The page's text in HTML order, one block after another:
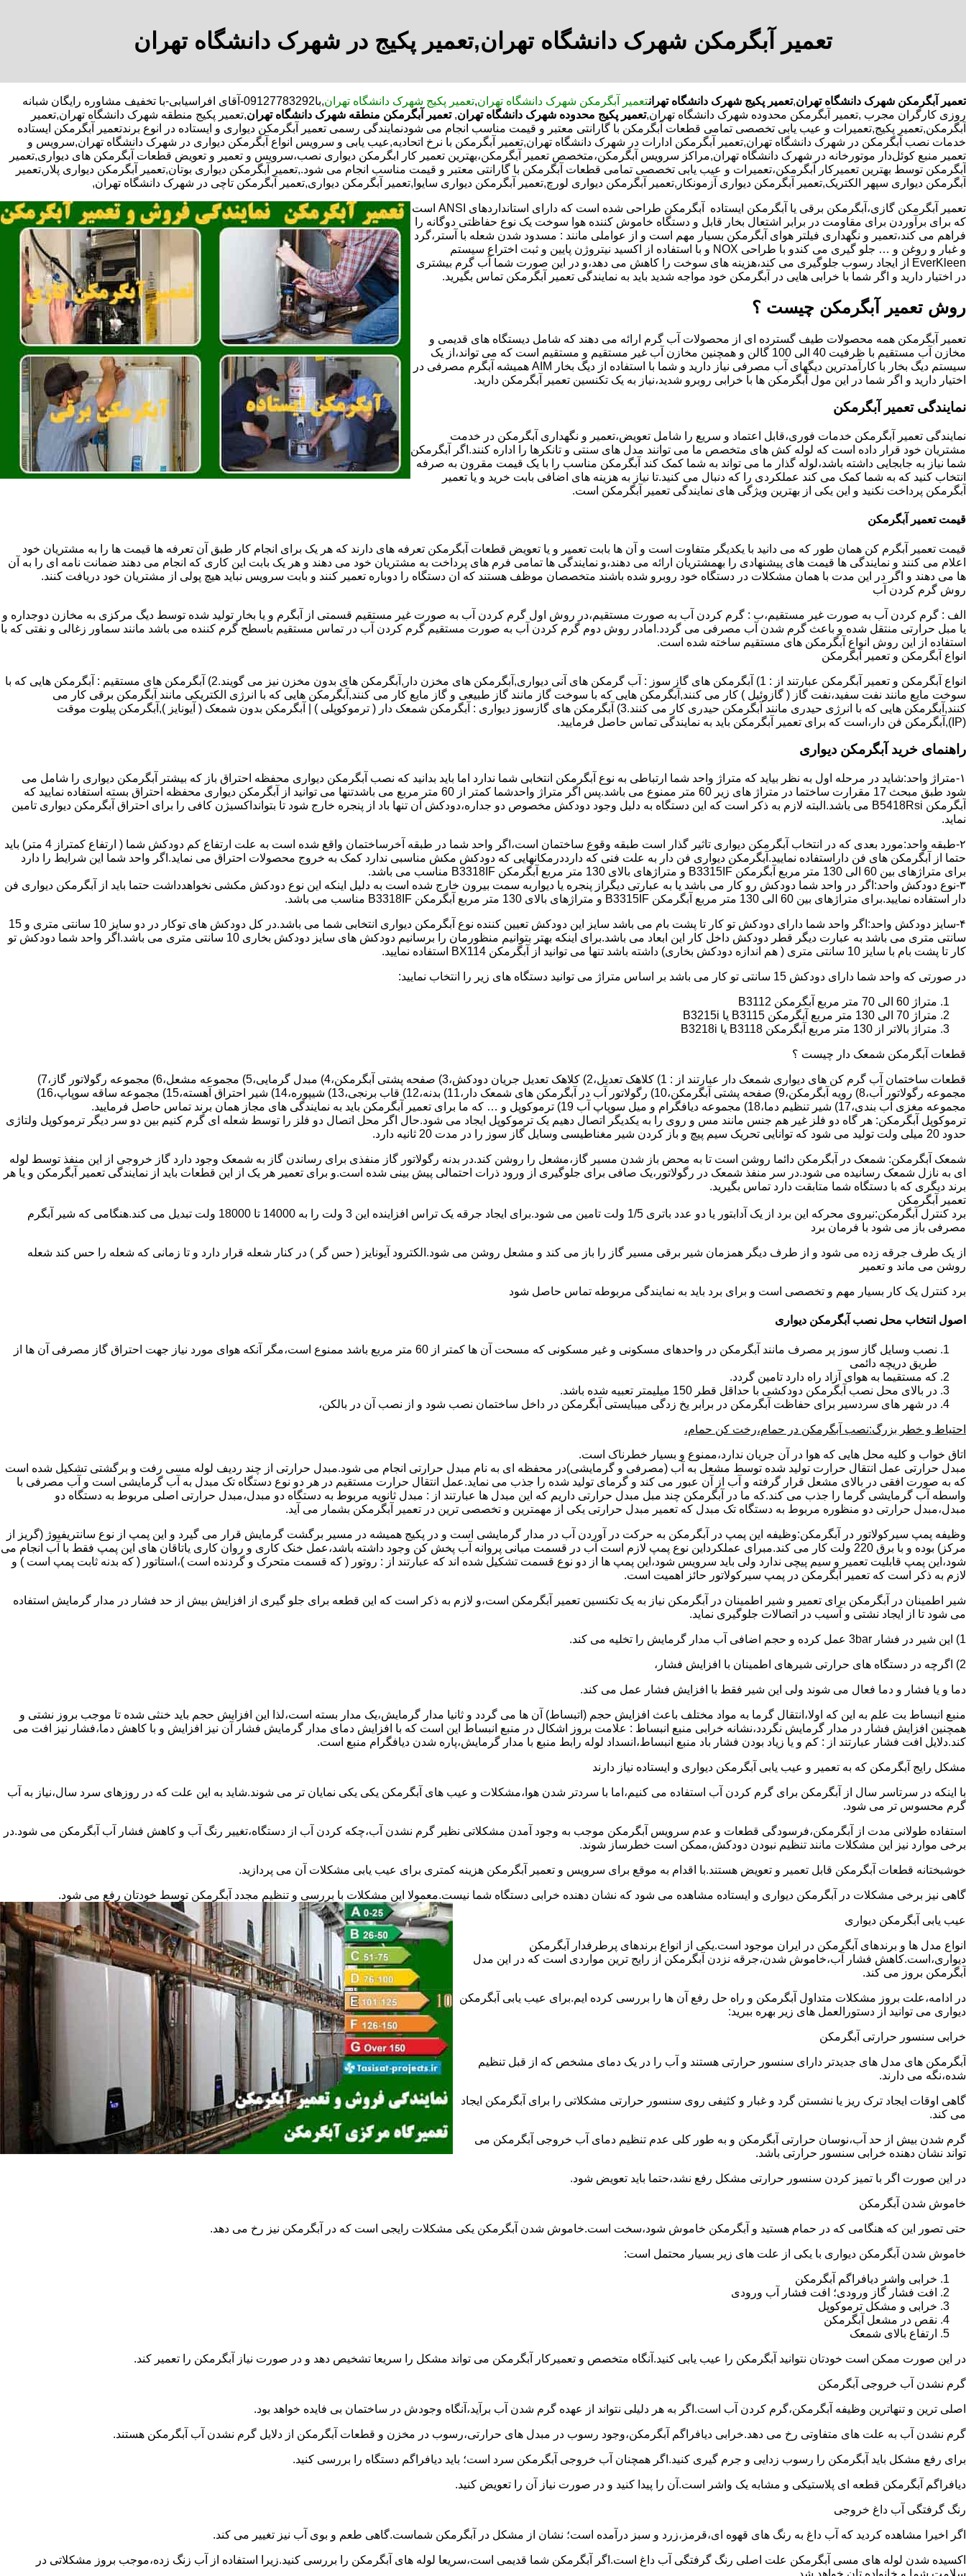
تعمیر آبگرمکن شهرک دانشگاه تهران,تعمیر پکیج در شهرک دانشگاه تهران
تعمیر آبگرمکن شهرک دانشگاه تهران,تعمیر پکیج شهرک دانشگاه تهرانتعمیر آبگرمکن شهرک دانشگاه تهران,تعمیر پکیج شهرک دانشگاه تهران,با
09127783292-آقای افراسیابی-با تخفیف مشاوره رایگان شبانه
روزی کارگران مجرب ,تعمیر آبگرمکن محدوده شهرک دانشگاه تهران,تعمیر پکیج محدوده شهرک دانشگاه تهران, تعمیر آبگرمکن منطقه شهرک دانشگاه تهران,تعمیر پکیج منطقه شهرک دانشگاه تهران,تعمیر
آبگرمکن,تعمیر پکیج,تعمیرات و عیب یابی تخصصی تمامی قطعات آبگرمکن با گارانتی معتبر و قیمت مناسب انجام می شودنمایندگی رسمی تعمیر آبگرمکن دیواری و ایستاده در انوع برندتعمیر آبگرمکن ایستاده
خدمات نصب آبگرمکن در شهرک دانشگاه تهران,تعمیر آبگرمکن ادارات در شهرک دانشگاه تهران,تعمیر آبگرمکن با نرخ اتحادیه,عیب یابی و سرویس انواع آبگرمکن دیواری در شهرک دانشگاه تهران,سرویس و
تعمیر منبع کوئل‌دار موتورخانه در شهرک دانشگاه تهران,مراکز سرویس آبگرمکن،متخصص تعمیر آبگرمکن،بهترین تعمیر کار ابگرمکن دیواری نصب،سرویس و تعمیر و تعویض قطعات آبگرمکن های دیواری,تعمیر
آبگرمکن توسط بهترین تعمیرکار آبگرمکن،تعمیرات و عیب یابی تخصصی تمامی قطعات آبگرمکن با گارانتی معتبر و قیمت مناسب انجام می شود.,تعمیر آبگرمکن دیواری بوتان,تعمیر آبگرمکن دیواری پلار,تعمیر
آبگرمکن دیواری سپهر الکتریک,تعمیر آبگرمکن دیواری آزمونکار,تعمیر آبگرمکن دیواری لورچ,تعمیر آبگرمکن دیواری سایوا,تعمیر آبگرمکن دیواری,تعمیر آبگرمکن تاچی در شهرک دانشگاه تهران,
تعمیر آبگرمکن گازی،آبگرمکن برقی یا آبگرمکن ایستاده ​ آبگرمکن طراحی شده است که دارای استانداردهای ANSI است
که برای برآوردن برای مقاومت در برابر اشتعال بخار قابل و دستگاه خاموش کننده هوا سوخت یک نوع حفاظتی دوگانه را
فراهم می کند،تعمیر و نگهداری فیلتر هوای آبگرمکن بسیار مهم است و از عواملی مانند : مسدود شدن شعله با آستر،گرد
و غبار و روغن و … جلو گیری می کندو با طراحی NOX و با استفاده از اکسید نیتروژن پایین و ثبت اختراع سیستم
EverKleen از ایجاد رسوب جلوگیری می کند،هزینه های سوخت را کاهش می دهد،و در این صورت شما آب گرم بیشتری
در اختیار دارید و اگر شما با خرابی هایی در آبگرمکن خود مواجه شدید باید به نمایندگی تعمیر آبگرمکن تماس بگیرید.
روش تعمیر آبگرمکن چیست ؟
تعمیر آبگرمکن همه محصولات طیف گسترده ای از محصولات آب گرم ارائه می دهند که شامل دیستگاه های قدیمی و
مخازن آب مستقیم با ظرفیت 40 الی 100 گالن و همچنین مخازن آب غیر مستقیم و مستقیم است که می تواند،از یک
سیستم دیگ بخار با کارآمدترین دیگهای آب مصرفی نیاز دارید و شما با استفاده از دیگ بخار AIM همیشه آبگرم مصرفی در
اختیار دارید و اگر شما در این مول آبگرمکن ها با خرابی روبرو شدید،نیاز به یک تکنسین تعمیر آبگرمکن دارید.
نمایندگی تعمیر آبگرمکن
نمایندگی تعمیر آبگرمکن خدمات فوری،قابل اعتماد و سریع را شامل تعویض،تعمیر و نگهداری آبگرمکن در خدمت
مشتریان خود قرار داده است که لوله کش های متخصص ما می توانند مدل های سنتی و تانکرها را اداره کنند.اگر آبگرمکن
شما نیاز به جابجایی داشته باشد،لوله گذار ما می تواند به شما کمک کند آبگرمکن مناسب را با یک قیمت مقرون به صرفه
انتخاب کنید که به شما کمک می کند عملکردی را که دنبال می کنید.تا نیاز به هزینه های اضافی بابت خرید و یا تعمیر
آبگرمکن پرداخت نکنید و این یکی از بهترین ویژگی های نمایندگی تعمیر آبگرمکن است.
قیمت تعمیر آبگرمکن
قیمت تعمیر آبگرم کن همان طور که می دانید با یکدیگر متفاوت است و آن ها بابت تعمیر و یا تعویض قطعات آبگرمکن تعرفه های دارند که هر یک برای انجام کار طبق آن تعرفه ها قیمت ها را به مشتریان خود
اعلام می کنند و نمایندگی ها قیمت های پیشنهادی را بهمشتریان ارائه می دهند،و نمایندگی ها تمامی فرم های پرداخت به مشتریان خود می دهند و هر یک بابت این کاری که انجام می دهند ضمانت نامه ای را به آن
ها می دهند و اگر در این مدت با همان مشکلات در دستگاه خود روبرو شده باشند متخصصان موظف هستند که ان دستگاه را دوباره تعمیر کنند و بابت سرویس نباید هیچ پولی از مشتریان خود دریافت کنند.
روش گرم کردن آب
الف : گرم کردن آب به صورت غیر مستقیم،ب : گرم کردن آب به صورت مستقیم،در روش اول گرم کردن آب به صورت غیر مستقیم قسمتی از آبگرم و یا بخار تولید شده توسط دیگ مرکزی به مخازن دوجداره و
یا مبل حرارتی منتقل شده و باعث گرم شدن آب مصرفی می گردد.امادر روش دوم گرم کردن آب به صورت مستقیم گرم کردن آب در تماس مستقیم باسطح گرم کننده می باشد مانند سماور زغالی و نفتی که با
استفاده از این روش انواع آبگرمکن های مستقیم ساخته شده است.
انواع آبگرمکن و تعمیر آبگرمکن
انواع آبگرمکن و تعمیر آبگرمکن عبارتند از : 1) آبگرمکن های گاز سوز : آب گرمکن های آنی دیواری,آبگرمکن های مخزن دار,آبگرمکن های بدون مخزن نیز می گویند.2) آبگرمکن های مستقیم : آبگرمکن هایی که با
سوخت مایع مانند نفت سفید،نفت گاز ( گازوئیل ) کار می کنند,آبگرمکن هایی که با سوخت گاز مانند گاز طبیعی و گاز مایع کار می کنند,آبگرمکن هایی که با انرژی الکتریکی مانند آبگرمکن برقی کار می
کنند,آبگرمکن هایی که با انرژی حیدری مانند آبگرمکن حیدری کار می کنند.3) آبگرمکن های گازسوز دیواری : آبگرمکن شمعک دار ( ترموکوپلی ) | آبگرمکن بدون شمعک ( آیونایز ),آبگرمکن پیلوت موقت
(IP),آبگرمکن فن دار،است که برای تعمیر آبگرمکن باید به نمایندگی تماس حاصل فرمایید.
راهنمای خرید آبگرمکن دیواری
۱-متراژ واحد:شاید در مرحله اول به نظر بیاید که متراژ واحد شما ارتباطی به نوع آبگرمکن انتخابی شما ندارد اما باید بدانید که نصب آبگرمکن دیواری محفظه احتراق باز که بیشتر آبگرمکن دیواری را شامل می
شود طبق مبحث 17 مقرارت ساختما در متراژ های زیر 60 متر ممنوع می باشد.پس اگر متراژ واحدشما کمتر از 60 متر مربع می باشدتنها می توانید از آبگرمکن دیواری محفظه احتراق بسته استفاده نمایید که
آبگرمکن B5418Rsi می باشد.البته لازم به ذکر است که این دستگاه به دلیل وجود دودکش مخصوص دو جداره،دودکش آن تنها باد از پنجره خارج شود تا بتوانداکسیژن کافی را برای احتراق آبگرمکن دیواری تامین
نماید.
۲-طبقه واحد:مورد بعدی که در انتخاب آبگرمکن دیواری تاثیر گذار است طبقه وقوع ساختمان است،اگر واحد شما در طبقه آخرساختمان واقع شده است به علت ارتفاع کم دودکش شما ( ارتفاع کمتراز 4 متر) باید
حتما از آبگرمکن های فن داراستفاده نمایید.آبگرمکن دیواری فن دار به علت فنی که دارددرمکانهایی که دودکش مکش مناسبی ندارد کمک به خروج محصولات احتراق می نماید.اگر واحد شما این شرایط را دارد
برای متراژهای بین 60 الی 130 متر مربع آبگرمکن B3315IF و متراژهای بالای 130 متر مربع آبگرمکن B3318IF مناسب می باشد.
۳-نوع دودکش واحد:اگر در واحد شما دودکش رو کار می باشد یا به عبارتی دیگراز پنجره یا دیواربه سمت بیرون خارج شده است به دلیل اینکه این نوع دودکش مکشی نخواهدداشت حتما باید از آبگرمکن دیواری فن
دار استفاده نمایید.برای متراژهای بین 60 الی 130 متر مربع آبگرمکن B3315IF و متراژهای بالای 130 متر مربع آبگرمکن B3318IF مناسب می باشد.
۴-سایز دودکش واحد:اگر واحد شما دارای دودکش تو کار تا پشت بام می باشد سایز این دودکش تعیین کننده نوع آبگرمکن دیواری انتخابی شما می باشد.در کل دودکش های توکار در دو سایز 10 سانتی متری و 15
سانتی متری می باشد به عبارت دیگر قطر دودکش داخل کار این ابعاد می باشد.برای اینکه بهتر بتوانیم منظورمان را برسانیم دودکش های سایز دودکش بخاری 10 سانتی متری می باشد.اگر واحد شما دودکش تو
کار تا پشت بام با سایز 10 سانتی متری ( هم اندازه دودکش بخاری) داشته باشد تنها می توانید از آبگرمکن BX114 استفاده نمایید.
در صورتی که واحد شما دارای دودکش 15 سانتی تو کار می باشد بر اساس متراژ می توانید دستگاه های زیر را انتخاب نمایید:
متراژ 60 الی 70 متر مربع آبگرمکن B3112
متراژ 70 الی 130 متر مربع آبگرمکن B3115 یا B3215i
متراژ بالاتر از 130 متر مربع آبگرمکن B3118 یا B3218i
قطعات آبگرمکن شمعک دار چیست ؟
قطعات ساختمان آب گرم کن های دیواری شمعک دار عبارتند از : 1) کلاهک تعدیل،2) کلاهک تعدیل جریان دودکش،3) صفحه پشتی آبگرمکن،4) مبدل گرمایی،5) مجموعه مشعل،6) مجموعه رگولاتور گاز،7)
مجموعه رگولاتور آب،8) رویه آبگرمکن،9) صفحه پشتی آبگرمکن،10) رگولاتور آب در آبگرمکن های شمعک دار،11) بدنه،12) قاب برنجی،13) شیپوره،14) شیر احتراق آهسته،15) مجموعه ساقه سوپاپ،16)
مجموعه مغزی آب بندی،17) شیر تنظیم دما،18) مجموعه دیافگرام و میل سوپاپ آب 19) ترموکوپل و … که ما برای تعمیر آبگرمکن باید به نمایندگی های مجاز همان برند تماس حاصل فرمایید.
ترموکوپل آبگرمکن: هر گاه دو فلز غیر هم جنس مانند مس و روی را به یکدیگر اتصال دهیم یک ترموکوپل ایجاد می شود.حال اگر محل اتصال دو فلز را توسط شعله ای گرم کنیم بین دو سر دیگر ترموکوپل ولتاژی
حدود 20 میلی ولت تولید می شود که توانایی تحریک سیم پیچ و باز کردن شیر مغناطیسی وسایل گاز سوز را در مدت 20 ثانیه دارد.
شمعک آبگرمکن: شمعک در آبگرمکن دائما روشن است تا به محض باز شدن مسیر گاز،مشعل را روشن کند.در بدنه رگولاتور گاز منفذی برای رساندن گاز به شمعک وجود دارد گاز خروجی از این منفذ توسط لوله
ای به نازل شمعک رسانیده می شود.در سر منفذ شمعک در رگولاتور،یک صافی برای جلوگیری از ورود ذرات احتمالی پیش بینی شده است.و برای تعمیر هر یک از این قطعات باید از نمایندگی تعمیر آبگرمکن و یا هر
برند دیگری که با دستگاه شما متابقت دارد تماس بگیرید.
تعمیر آبگرمکن
برد کنترل آبگرمکن:نیروی محرکه این برد از یک آدابتور یا دو عدد باتری 1/5 ولت تامین می شود.برای ایجاد جرقه یک تراس افزاینده این 3 ولت را به 14000 تا 18000 ولت تبدیل می کند.هنگامی که شیر آبگرم
مصرفی باز می شود با فرمان برد
از یک طرف جرقه زده می شود و از طرف دیگر همزمان شیر برقی مسیر گاز را باز می کند و مشعل روشن می شود.الکترود آیونایز ( حس گر ) در کنار شعله قرار دارد و تا زمانی که شعله را حس کند شعله
روشن می ماند و تعمیر
برد کنترل یک کار بسیار مهم و تخصصی است و برای برد باید به نمایندگی مربوطه تماس حاصل شود
اصول انتخاب محل نصب آبگرمکن دیواری
نصب وسایل گاز سوز پر مصرف مانند آبگرمکن در واحدهای مسکونی و غیر مسکونی که مسحت آن ها کمتر از 60 متر مربع باشد ممنوع است،مگر آنکه هوای مورد نیاز جهت احتراق گاز مصرفی آن ها از
طریق دریچه دائمی
که مستقیما به هوای آزاد راه دارد تامین گردد.
در بالای محل نصب آبگرمکن دودکشی با حداقل قطر 150 میلیمتر تعبیه شده باشد.
در شهر های سردسیر برای حفاظت آبگرمکن در برابر یخ زدگی میبایستی آبگرمکن در داخل ساختمان نصب شود و از نصب آن در بالکن،
احتیاط و خطر بزرگ:نصب آبگرمکن در حمام،رخت کن حمام،
اتاق خواب و کلیه محل هایی که هوا در آن جریان ندارد،ممنوع و بسیار خطرناک است.
مبدل حرارتی عمل انتقال حرارت تولید شده توسط مشعل به آب (مصرفی و گرمایشی)در محفظه ای به نام مبدل حرارتی انجام می شود.مبدل حرارتی از چند ردیف لوله مسی رفت و برگشتی تشکیل شده است
که به صورت افقی در بالای مشعل قرار گرفته و آب از آن عبور می کند و گرمای تولید شده را جذب می نماید.عمل انتقال حرارت مستقیم در هر دو نوع دستگاه تک مبدل به آب گرمایشی است و آب مصرفی با
واسطه آب گرمایشی گرما را جذب می کند.که ما در آبگرمکن چند مبل مبدل حرارتی داریم که این مبدل ها عبارتند از : مبدل ثانویه مربوط به دستگاه دو مبدل،مبدل حرارتی اصلی مربوط به دستگاه دو
مبدل،مبدل حرارتی دو منظوره مربوط به دستگاه تک مبدل که تعمیر مبدل حرارتی یکی از مهمترین و تخصصی ترین در تعمیر آبگرمکن بشمار می آید.
وظیفه پمپ سیرکولاتور در آبگرمکن:وظیفه این پمپ در آبگرمکن به حرکت در آوردن آب در مدار گرمایشی است و در پکیج همیشه در مسیر برگشت گرمایش قرار می گیرد و این پمپ از نوع سانتریفیوژ (گریز از
مرکز) بوده و با برق 220 ولت کار می کند.مبرای عملکرداین نوع پمپ لازم است آب در قسمت میانی پروانه آب پخش کن وجود داشته باشد،عمل خنک کاری و روان کاری یاتاقان های این پمپ فقط با آب انجام می
شود،این پمپ قابلیت تعمیر و سیم پیچی ندارد ولی باید سرویس شود،این پمپ ها از دو نوع قسمت تشکیل شده اند که عبارتند از : روتور ( که قسمت متحرک و گردنده است )،استاتور ( که بدنه ثابت پمپ است ) و
لازم به ذکر است که تعمیر آبگرمکن در پمپ سیرکولاتور حائز اهمیت است.
شیر اطمینان در آبگرمکن برای تعمیر و شیر اطمینان در آبگرمکن نیاز به یک تکنسین تعمیر آبگرمکن است،و لازم به ذکر است که این قطعه برای جلو گیری از افزایش بیش از حد فشار در مدار گرمایش استفاده
می شود تا از ایجاد نشتی و آسیب در اتصالات جلوگیری نماید.
1) این شیر در فشار 3bar عمل کرده و حجم اضافی آب مدار گرمایش را تخلیه می کند.
2) اگرچه در دستگاه های حرارتی شیرهای اطمینان با افزایش فشار،
دما و یا فشار و دما فعال می شوند ولی این شیر فقط با افزایش فشار عمل می کند.
منبع انبساط بت علم به این که اولا،انتقال گرما به مواد مختلف باعث افزایش حجم (اتبساط) آن ها می گردد و ثانیا مدار گرمایش،یک مدار بسته است،لذا این افزایش حجم باید خنثی شده تا موجب بروز نشتی و
همچنین افزایش فشار در مدار گرمایش نگردد،نشانه خرابی منبع انبساط : علامت بروز اشکال در منبع انبساط این است که با افزایش دمای مدار گرمایش فشار آن نیز افزایش و با کاهش دما،فشار نیز افت می
کند.دلایل افت فشار عبارتند از : کم و یا زیاد بودن فشار باد منبع انبساط،انسداد لوله رابط منبع با مدار گرمایش،پاره شدن دیافگرام منبع است.
مشکل رایج آبگرمکن که به تعمیر و عیب یابی آبگرمکن دیواری و ایستاده نیاز دارند
با اینکه در سرتاسر سال از آبگرمکن برای گرم کردن آب استفاده می کنیم،اما با سردتر شدن هوا،مشکلات و عیب های آبگرمکن یکی یکی نمایان تر می شوند.شاید به این علت که در روزهای سرد سال،نیاز به آب
گرم محسوس تر می شود.
استفاده طولانی مدت از آبگرمکن،فرسودگی قطعات و عدم سرویس آبگرمکن موجب به وجود آمدن مشکلاتی نظیر گرم نشدن آب،چکه کردن آب از دستگاه،تغییر رنگ آب و کاهش فشار آب آبگرمکن می شود.در
برخی موارد نیز این مشکلات مانند تنظیم نبودن دودکش،ممکن است خطرساز شوند.
خوشبختانه قطعات آبگرمکن قابل تعمیر و تعویض هستند.با اقدام به موقع برای سرویس و تعمیر آبگرمکن هزینه کمتری برای عیب یابی مشکلات آن می پردازید.
گاهی نیز برخی مشکلات در آبگرمکن دیواری و ایستاده مشاهده می شود که نشان دهنده خرابی دستگاه شما نیست.معمولا این مشکلات با بررسی و تنظیم مجدد آبگرمکن توسط خودتان رفع می شود.
عیب یابی آبگرمکن دیواری
انواع مدل ها و برندهای آبگرمکن در ایران موجود است.یکی از انواع برندهای پرطرفدار آبگرمکن
دیواری،است.کاهش فشار آب،خاموش شدن،جرقه نزدن آبگرمکن از رایج ترین مواردی است که در این مدل
آبگرمکن بروز می کند.
در ادامه،علت بروز مشکلات متداول آبگرمکن و راه حل رفع آن ها را بررسی کرده ایم.برای عیب یابی آبگرمکن
دیواری می توانید از دستورالعمل های زیر بهره ببرید:
خرابی سنسور حرارتی آبگرمکن
آبگرمکن های مدل های جدیدتر دارای سنسور حرارتی هستند و آب را در یک دمای مشخص که از قبل تنظیم
شده،نگه می دارند.
گاهی اوقات ایجاد ترک ریز یا نشستن گرد و غبار و کثیفی روی سنسور حرارتی مشکلاتی را برای آبگرمکن ایجاد
می کند.
گرم شدن بیش از حد آب،نوسان حرارتی آبگرمکن و به طور کلی عدم تنظیم دمای آب خروجی آبگرمکن می
تواند نشان دهنده خرابی سنسور حرارتی باشد.
در این صورت اگر با تمیز کردن سنسور حرارتی مشکل رفع نشد،حتما باید تعویض شود.
خاموش شدن آبگرمکن
حتی تصور این که هنگامی که در حمام هستید و آبگرمکن خاموش شود،سخت است.خاموش شدن آبگرمکن یکی مشکلات رایجی است که در آبگرمکن نیز رخ می دهد.
خاموش شدن آبگرمکن دیواری با یکی از علت های زیر بسیار محتمل است:
خرابی واشر دیافراگم آبگرمکن
افت فشار گاز ورودی؛ افت فشار آب ورودی
خرابی و مشکل ترموکوپل
نقص در مشعل آبگرمکن
ارتفاع بالای شمعک
در این صورت ممکن است خودتان نتوانید آبگرمکن را عیب یابی کنید.آنگاه متخصص و تعمیرکار آبگرمکن می تواند مشکل را سریعا تشخیص دهد و در صورت نیاز آبگرمکن را تعمیر کند.
گرم نشدن آب خروجی آبگرمکن
اصلی ترین و تنهاترین وظیفه آبگرمکن،گرم کردن آب است.اگر به هر دلیلی نتواند از عهده گرم شدن آب برآید،آنگاه وجودش در ساختمان بی فایده خواهد بود.
گرم نشدن آب به علت های متفاوتی رخ می دهد.خرابی دیافراگم آبگرمکن،وجود رسوب در مبدل های حرارتی،رسوب در مخزن و قطعات آبگرمکن از دلایل گرم نشدن آب آبگرمکن هستند.
برای رفع مشکل باید آبگرمکن را رسوب زدایی و جرم گیری کنید.اگر همچنان آب خروجی آبگرمکن سرد است؛ باید دیافراگم دستگاه را بررسی کنید.
دیافراگم آبگرمکن قطعه ای پلاستیکی و مشابه یک واشر است.آن را پیدا کنید و در صورت نیاز آن را تعویض کنید.
رنگ گرفتگی آب داغ خروجی
اگر اخیرا مشاهده کردید که آب داغ به رنگ های قهوه ای،قرمز،زرد و سبز درآمده است؛ نشان از مشکل در آبگرمکن شماست.گاهی طعم و بوی آب نیز تغییر می کند.
اکسیده شدن لوله های مسی آبگرمکن علت اصلی رنگ گرفتگی آب داغ است.اگر آبگرمکن شما قدیمی است،سریعا لوله های آبگرمکن را بررسی کنید.زیرا استفاده از آب زنگ زده،موجب بروز مشکلاتی در
سلامت شما و خانواده تان خواهد شد.